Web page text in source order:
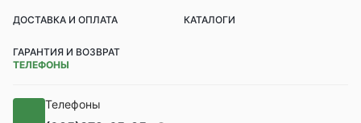
ДОСТАВКА И ОПЛАТА КАТАЛОГИ
ГАРАНТИЯ И ВОЗВРАТ
ТЕЛЕФОНЫ
Телефоны